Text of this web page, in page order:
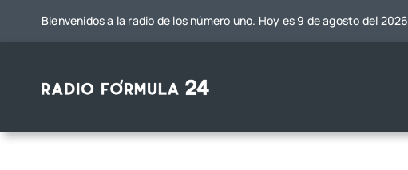
Bienvenidos a la radio de los número uno. Hoy es 9 de agosto del 2026